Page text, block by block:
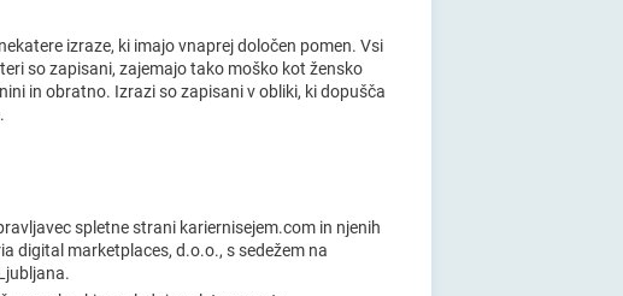
izraze, ki imajo vnaprej določen pomen. Vsi
so zapisani, zajemajo tako moško kot žensko
in obratno. Izrazi so zapisani v obliki, ki dopušča
spletne strani kariernisejem.com in njenih
digital marketplaces, d.o.o., s sedežem na